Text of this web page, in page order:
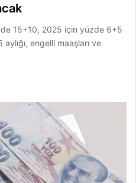
15+10, 2025 için yüzde 6+5
engelli maaşları ve